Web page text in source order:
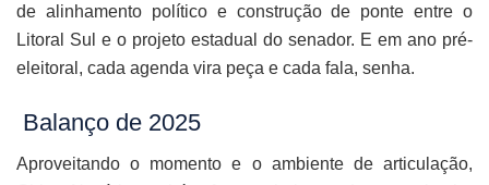
de alinhamento político e construção de ponte entre o
Litoral Sul e o projeto estadual do senador. E em ano pré-
eleitoral, cada agenda vira peça e cada fala, senha.
Balanço de 2025
Aproveitando o momento e o ambiente de articulação,